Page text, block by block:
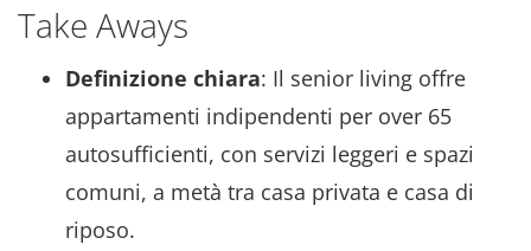
Take Aways
Definizione chiara: Il senior living offre
appartamenti indipendenti per over 65
autosufficienti, con servizi leggeri e spazi
comuni, a metà tra casa privata e casa di
riposo.